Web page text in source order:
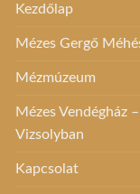
Kezdőlap
Mézes Gergő
Mézmúzeum
Mézes Vendégház
Vizsolyban
Kapcsolat